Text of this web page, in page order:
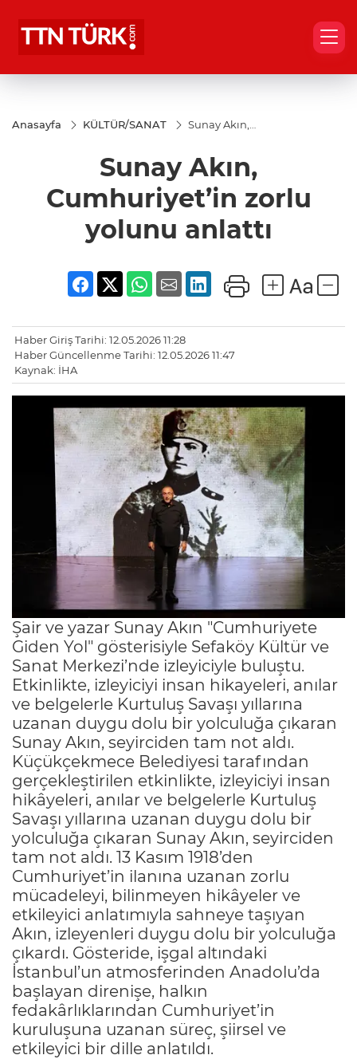
Anasayfa KÜLTÜR/SANAT
Sunay Akın,
anlattı
Sunay Akın,
Cumhuriyet’in zorlu
yolunu anlattı
Haber Giriş Tarihi: 12.05.2026 11:28
Haber Güncellenme Tarihi: 12.05.2026 11:47
Kaynak: İHA
Şair ve yazar Sunay Akın "Cumhuriyete
Giden Yol" gösterisiyle Sefaköy Kültür ve
Sanat Merkezi’nde izleyiciyle buluştu.
Etkinlikte, izleyiciyi insan hikayeleri, anılar
ve belgelerle Kurtuluş Savaşı yıllarına
uzanan duygu dolu bir yolculuğa çıkaran
Sunay Akın, seyirciden tam not aldı.
Küçükçekmece Belediyesi tarafından
gerçekleştirilen etkinlikte, izleyiciyi insan
hikâyeleri, anılar ve belgelerle Kurtuluş
Savaşı yıllarına uzanan duygu dolu bir
yolculuğa çıkaran Sunay Akın, seyirciden
tam not aldı. 13 Kasım 1918’den
Cumhuriyet’in ilanına uzanan zorlu
mücadeleyi, bilinmeyen hikâyeler ve
etkileyici anlatımıyla sahneye taşıyan
Akın, izleyenleri duygu dolu bir yolculuğa
çıkardı. Gösteride, işgal altındaki
İstanbul’un atmosferinden Anadolu’da
başlayan direnişe, halkın
fedakârlıklarından Cumhuriyet’in
kuruluşuna uzanan süreç, şiirsel ve
etkileyici bir dille anlatıldı.